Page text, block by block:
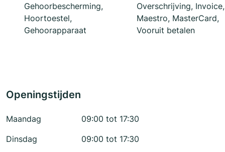
Gehoorbescherming,
Hoortoestel,
Gehoorapparaat
Overschrijving, Invoice,
Maestro, MasterCard,
Vooruit betalen
Openingstijden
Maandag
09:00 tot 17:30
Dinsdag
09:00 tot 17:30